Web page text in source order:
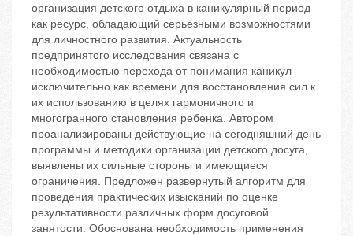
организация детского отдыха в каникулярный период
как ресурс, обладающий серьезными возможностями
для личностного развития. Актуальность
предпринятого исследования связана с
необходимостью перехода от понимания каникул
исключительно как времени для восстановления сил к
их использованию в целях гармоничного и
многогранного становления ребенка. Автором
проанализированы действующие на сегодняшний день
программы и методики организации детского досуга,
выявлены их сильные стороны и имеющиеся
ограничения. Предложен развернутый алгоритм для
проведения практических изысканий по оценке
результативности различных форм досуговой
занятости. Обоснована необходимость применения